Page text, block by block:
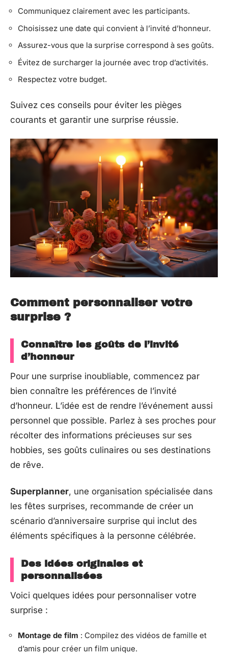
Communiquez clairement avec les participants.
Choisissez une date qui convient à l’invité d’honneur.
Assurez-vous que la surprise correspond à ses goûts.
Évitez de surcharger la journée avec trop d’activités.
Respectez votre budget.
Suivez ces conseils pour éviter les pièges
courants et garantir une surprise réussie.
Comment personnaliser votre
surprise ?
Connaître les goûts de l’invité
d’honneur
Pour une surprise inoubliable, commencez par
bien connaître les préférences de l’invité
d’honneur. L’idée est de rendre l’événement aussi
personnel que possible. Parlez à ses proches pour
récolter des informations précieuses sur ses
hobbies, ses goûts culinaires ou ses destinations
de rêve.
Superplanner, une organisation spécialisée dans
les fêtes surprises, recommande de créer un
scénario d’anniversaire surprise qui inclut des
éléments spécifiques à la personne célébrée.
Des idées originales et
personnalisées
Voici quelques idées pour personnaliser votre
surprise :
Montage de film : Compilez des vidéos de famille et
d’amis pour créer un film unique.